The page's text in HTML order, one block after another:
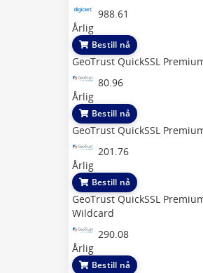
988.61
Årlig
Bestill nå
GeoTrust QuickSSL
80.96
Årlig
Bestill nå
GeoTrust QuickSSL
201.76
Årlig
Bestill nå
GeoTrust QuickSSL
Wildcard
290.08
Årlig
Bestill nå